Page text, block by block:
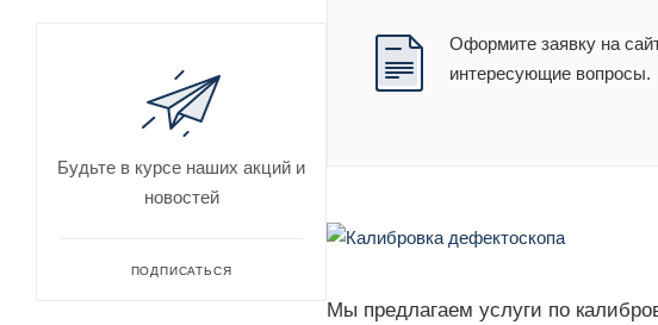
Оформите заявку на
интересующие вопросы.
Мы предлагаем услуги по
Будьте в курсе наших акций и
новостей
ПОДПИСАТЬСЯ